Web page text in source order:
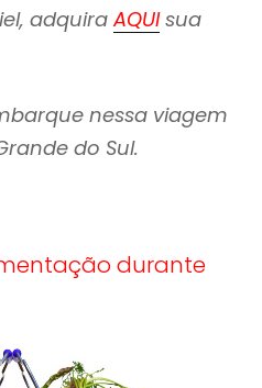
adquiraAQUIsua
nessa viagem
do Sul.
durante